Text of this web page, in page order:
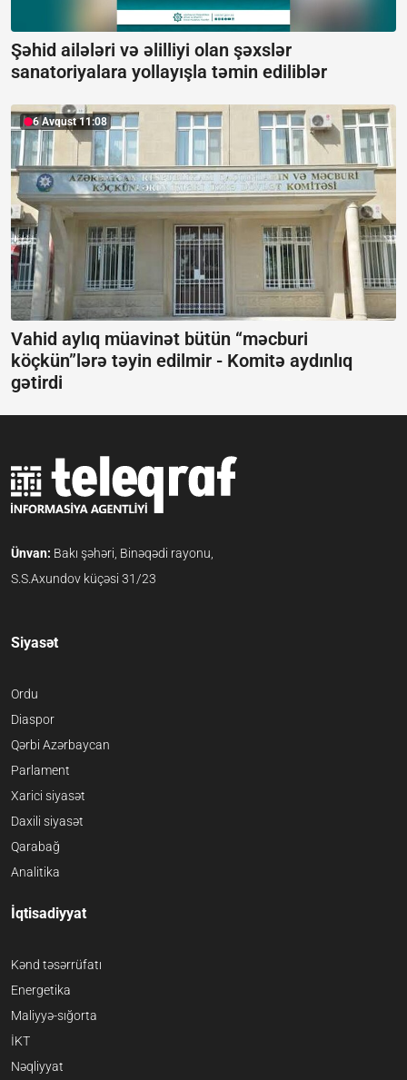
Şəhid ailələri və əlilliyi olan şəxslər
sanatoriyalara yollayışla təmin ediliblər
6 Avqust 11:08
Vahid aylıq müavinət bütün “məcburi
köçkün”lərə təyin edilmir - Komitə aydınlıq
gətirdi
Ünvan: Bakı şəhəri, Binəqədi rayonu,
S.S.Axundov küçəsi 31/23
Siyasət
Ordu
Diaspor
Qərbi Azərbaycan
Parlament
Xarici siyasət
Daxili siyasət
Qarabağ
Analitika
İqtisadiyyat
Kənd təsərrüfatı
Energetika
Maliyyə-sığorta
İKT
Nəqliyyat